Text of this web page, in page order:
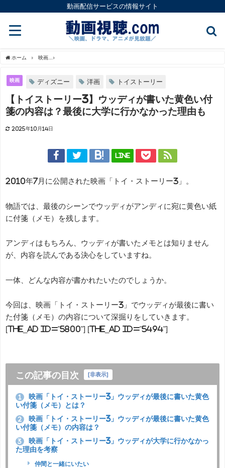
動画配信サービスの情報サイト
ホーム 映画
映画 ディズニー 洋画 トイストーリー
【トイストーリー3】ウッディが書いた黄色い付
箋の内容は？最後に大学に行かなかった理由も
2025年10月14日
LINE
2010年7月に公開された映画「トイ・ストーリー3」。
物語では、最後のシーンでウッディがアンディに宛に黄色い紙
に付箋（メモ）を残します。
アンディはもちろん、ウッディが書いたメモとは知りません
が、内容を読んである決心をしていますね。
一体、どんな内容が書かれたいたのでしょうか。
今回は、映画「トイ・ストーリー3」でウッディが最後に書い
た付箋（メモ）の内容について深掘りをしていきます。
[the_ad id="5800"] [the_ad id="5494"]
この記事の目次 [非表示]
1
映画「トイ・ストーリー3」ウッディが最後に書いた黄色
い付箋（メモ）とは？
2
映画「トイ・ストーリー3」ウッディが最後に書いた黄色
い付箋（メモ）の内容は？
3
映画「トイ・ストーリー3」ウッディが大学に行かなかっ
た理由を考察
仲間と一緒にいたい